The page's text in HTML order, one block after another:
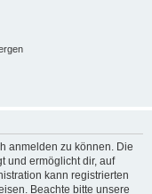
anmelden zu können. Die
und ermöglicht dir, auf
kann registrierten
Beachte bitte unsere